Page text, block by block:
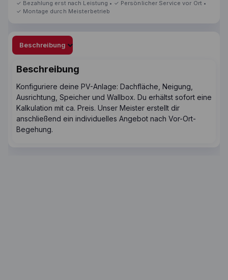
Beschreibung
Beschreibung
Konfiguriere deine PV-Anlage: Dachfläche, Neigung,
Ausrichtung, Speicher und Wallbox. Du erhältst sofort eine
Kalkulation mit ca. Preis. Unser Meister erstellt dir
anschließend ein individuelles Angebot nach Vor-Ort-
Begehung.